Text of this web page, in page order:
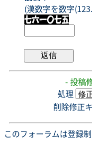
(漢数字を数字
- 投稿
処理
削除修正
このフォーラムは登録